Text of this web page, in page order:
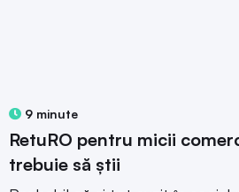
9 minute
RetuRO pentru micii
trebuie să știi